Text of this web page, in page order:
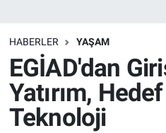
HABERLER YAŞAM
EGİAD'dan
Yatırım,
Teknoloji
Köşe Yazarları
Kültür Sanat
Manşet